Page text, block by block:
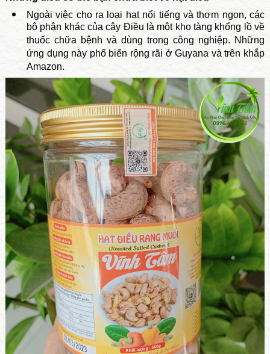
Ngoài việc cho ra loại hạt nổi tiếng và thơm ngon, các
bộ phận khác của cây Điều là một kho tàng khổng lồ về
thuốc chữa bệnh và dùng trong công nghiệp. Những
ứng dụng này phổ biến rộng rãi ở Guyana và trên khắp
Amazon.